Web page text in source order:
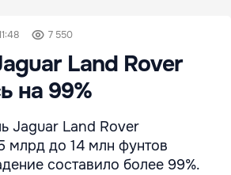
7 550
Land Rover
на 99%
Jaguar Land Rover
млрд до 14 млн фунтов
составило более 99%.